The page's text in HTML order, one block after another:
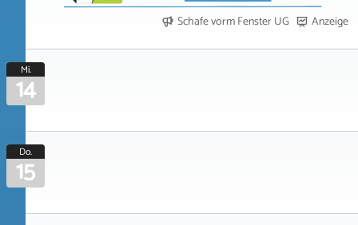
Schafe vorm Fenster UG Anzeige
Mi.
14
Do.
15